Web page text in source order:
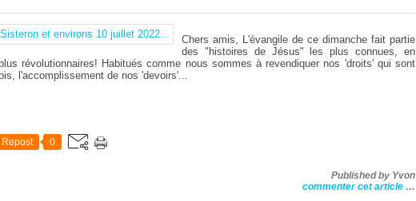
Chers amis, L'évangile de ce dimanche fait partie
des "histoires de Jésus" les plus connues, en
révolutionnaires! Habitués comme nous sommes à revendiquer nos 'droits' qui sont
l'accomplissement de nos 'devoirs'...
Repost 0
Published by Yvon
commenter cet article …